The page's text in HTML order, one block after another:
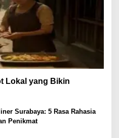
Lokal yang Bikin
Surabaya: 5 Rasa Rahasia
Penikmat